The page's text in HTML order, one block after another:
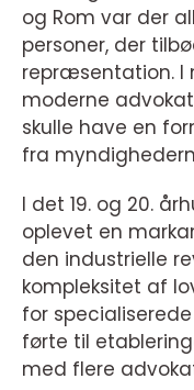
og Rom var der
personer, der
repræsentation. I
moderne
skulle have en
fra
I det 19. og 20.
oplevet en
den industrielle
kompleksitet af
for
førte til
med flere